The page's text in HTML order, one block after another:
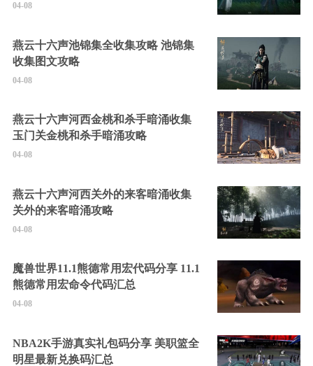
04-08
燕云十六声池锦集全收集攻略 池锦集
收集图文攻略
04-08
燕云十六声河西金桃和杀手暗涌收集
玉门关金桃和杀手暗涌攻略
04-08
燕云十六声河西关外的来客暗涌收集
关外的来客暗涌攻略
04-08
魔兽世界11.1熊德常用宏代码分享 11.1
熊德常用宏命令代码汇总
04-08
NBA2K手游真实礼包码分享 美职篮全
明星最新兑换码汇总